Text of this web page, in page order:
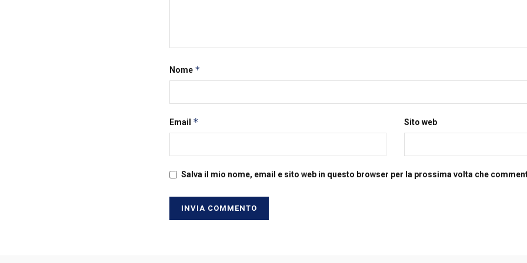
Nome *
Email * Sito web
Salva il mio nome, email e sito web in questo browser per la prossima volta che